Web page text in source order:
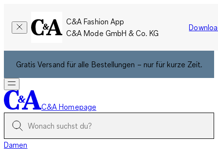
C&A Fashion App
C&A Mode GmbH & Co. KG
Gratis Versand für alle Bestellungen – nur für kurze Zeit.
C&A Homepage
Damen